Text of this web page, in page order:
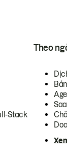
Stack
Theo